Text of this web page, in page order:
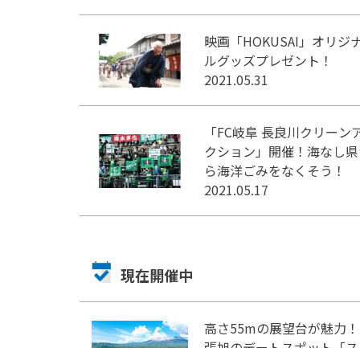
映画「HOKUSAI」オリジ
ルグッズプレゼント！
2021.05.31
「FC岐阜 長良川クリーン
クション」開催！海なし
ら海洋ごみをなくそう！
2021.05.17
現在開催中
高さ55mの展望台が魅力